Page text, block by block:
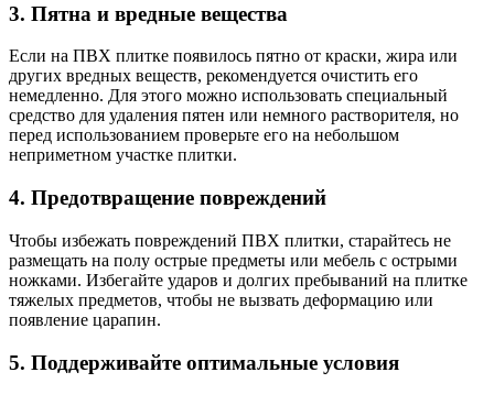
3. Пятна и вредные вещества
Если на ПВХ плитке появилось пятно от краски, жира или
других вредных веществ, рекомендуется очистить его
немедленно. Для этого можно использовать специальный
средство для удаления пятен или немного растворителя, но
перед использованием проверьте его на небольшом
неприметном участке плитки.
4. Предотвращение повреждений
Чтобы избежать повреждений ПВХ плитки, старайтесь не
размещать на полу острые предметы или мебель с острыми
ножками. Избегайте ударов и долгих пребываний на плитке
тяжелых предметов, чтобы не вызвать деформацию или
появление царапин.
5. Поддерживайте оптимальные условия